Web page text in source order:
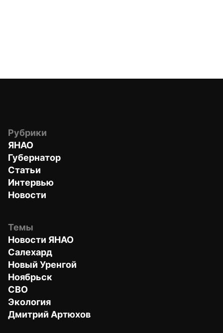
Рубрики
ЯНАО
Губернатор
Статьи
Интервью
Новости
Темы
Новости ЯНАО
Салехард
Новый Уренгой
Ноябрьск
СВО
Экология
Дмитрий Артюхов